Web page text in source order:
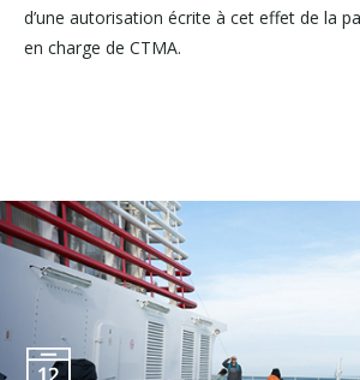
d’une autorisation écrite à cet effet de la
en charge de CTMA.